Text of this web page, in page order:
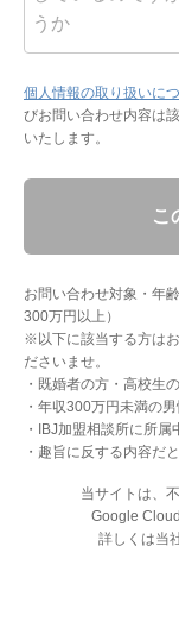
個人情報の取り扱いに
びお問い合わせ内容は
いたします。
こ
お問い合わせ対象・年
300万円以上）
※以下に該当する方は
ださいませ。
・既婚者の方・高校生
・年収300万円未満の男
・IBJ加盟相談所に所属
・趣旨に反する内容だ
当サイトは、
Google
詳しくは当